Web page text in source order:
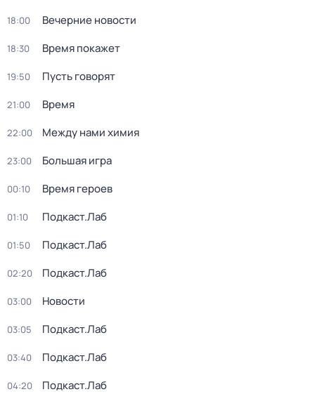
18:00 Вечерние новости
18:30 Время покажет
19:50 Пусть говорят
21:00 Время
22:00 Между нами химия
23:00 Большая игра
00:10 Время героев
01:10 Подкаст.Лаб
01:50 Подкаст.Лаб
02:20 Подкаст.Лаб
03:00 Новости
03:05 Подкаст.Лаб
03:40 Подкаст.Лаб
04:20 Подкаст.Лаб